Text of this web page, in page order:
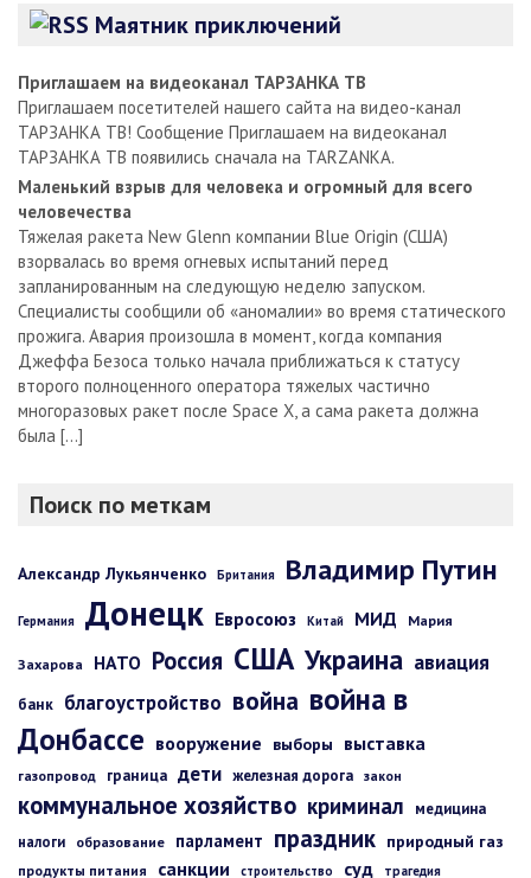
Маятник приключений
Приглашаем на видеоканал ТАРЗАНКА ТВ
Приглашаем посетителей нашего сайта на видео-канал
ТАРЗАНКА ТВ! Сообщение Приглашаем на видеоканал
ТАРЗАНКА ТВ появились сначала на TARZANKA.
Маленький взрыв для человека и огромный для всего
человечества
Тяжелая ракета New Glenn компании Blue Origin (США)
взорвалась во время огневых испытаний перед
запланированным на следующую неделю запуском.
Специалисты сообщили об «аномалии» во время статического
прожига. Авария произошла в момент, когда компания
Джеффа Безоса только начала приближаться к статусу
второго полноценного оператора тяжелых частично
многоразовых ракет после Space X, а сама ракета должна
была […]
Поиск по меткам
Александр Лукьянченко Британия Владимир Путин
Германия Донецк Евросоюз Китай МИД Мария
Захарова НАТО Россия США Украина авиация
банк благоустройство война война в
Донбассе вооружение выборы выставка
газопровод граница дети железная дорога закон
коммунальное хозяйство криминал медицина
налоги образование парламент праздник природный газ
продукты питания санкции строительство суд трагедия